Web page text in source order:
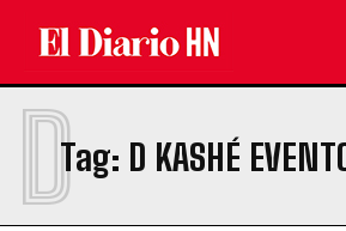
Tag: D KASHÉ
D